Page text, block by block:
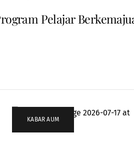
Pelajar
KABAR AUM